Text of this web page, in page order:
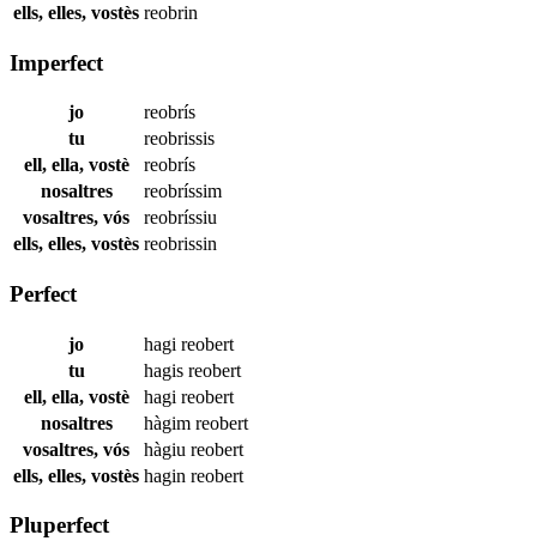
ells, elles, vostès reobrin
Imperfect
jo
reobrís
tu
reobrissis
ell, ella, vostè
reobrís
nosaltres
reobríssim
vosaltres, vós
reobríssiu
ells, elles, vostès reobrissin
Perfect
jo hagi reobert
tu
hagis reobert
ell, ella, vostè
hagi reobert
nosaltres
hàgim reobert
vosaltres, vós
hàgiu reobert
ells, elles, vostès hagin reobert
Pluperfect